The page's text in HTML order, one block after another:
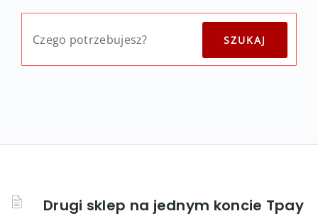
Drugi sklep na jednym koncie Tpay